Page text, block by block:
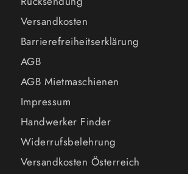
Versandkosten
Barrierefreiheitserklärung
AGB
AGB Mietmaschienen
Impressum
Handwerker Finder
Widerrufsbelehrung
Versandkosten Österreich